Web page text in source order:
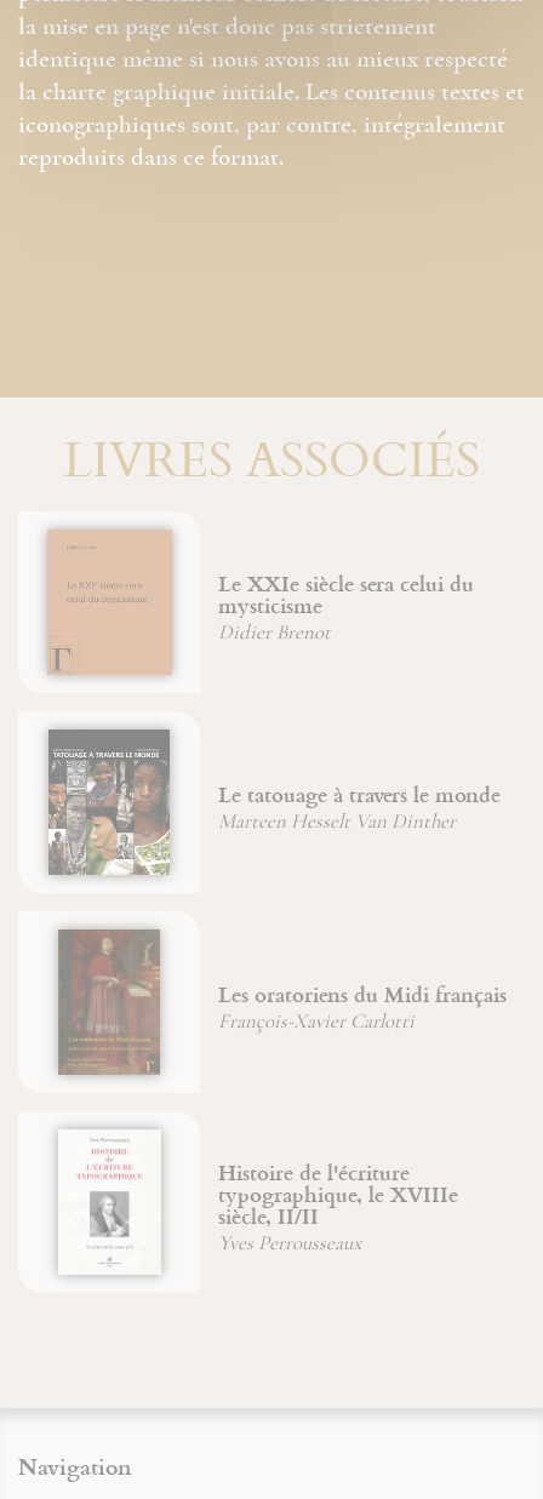
la mise en page n'est donc pas strictement
identique même si nous avons au mieux respecté
la charte graphique initiale. Les contenus textes et
iconographiques sont, par contre, intégralement
reproduits dans ce format.
LIVRES ASSOCIÉS
Le XXIe siècle sera celui du
mysticisme
Le tatouage à travers le monde
Marteen Hesselt Van Dinther
Les oratoriens du Midi français
François-Xavier Carlotti
Histoire de l'écriture
typographique, le XVIIIe
siècle, II/II
Yves Perrousseaux
Navigation